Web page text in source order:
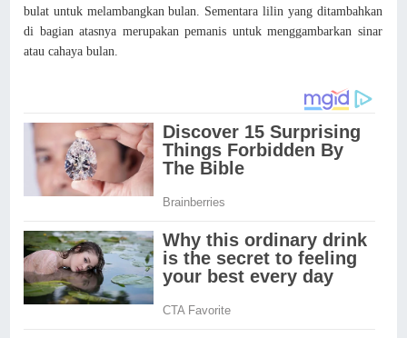
bulat untuk melambangkan bulan. Sementara lilin yang ditambahkan
di bagian atasnya merupakan pemanis untuk menggambarkan sinar
atau cahaya bulan.